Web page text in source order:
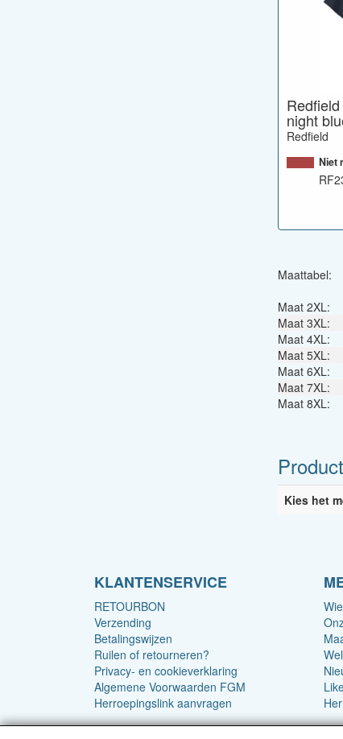
night
Redfield
Niet
Maattabel:
Maat 2XL:
Maat 3XL:
Maat 4XL:
Maat 5XL:
Maat 6XL:
Maat 7XL:
Maat 8XL:
Kies het
KLANTENSERVICE
RETOURBON
Verzending
Betalingswijzen
Ruilen of retourneren?
Privacy- en cookieverklaring
Algemene Voorwaarden FGM
Herroepingslink aanvragen